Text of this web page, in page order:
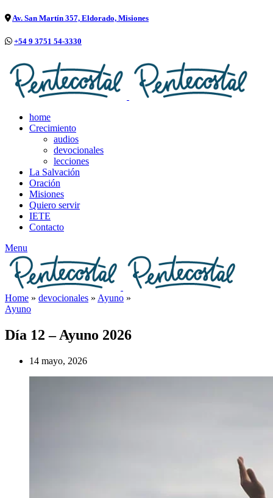
Av. San Martín 357, Eldorado, Misiones
+54 9 3751 54-3330
home
Crecimiento
audios
devocionales
lecciones
La Salvación
Oración
Misiones
Quiero servir
IETE
Contacto
Menu
Home » devocionales » Ayuno »
Ayuno
Día 12 – Ayuno 2026
14 mayo, 2026